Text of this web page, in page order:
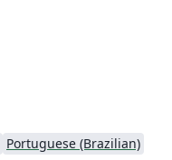
Portuguese (Brazilian)